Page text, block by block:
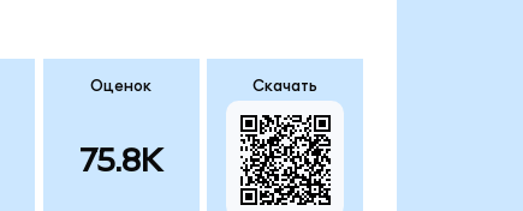
Оценок
75.8K
Скачать